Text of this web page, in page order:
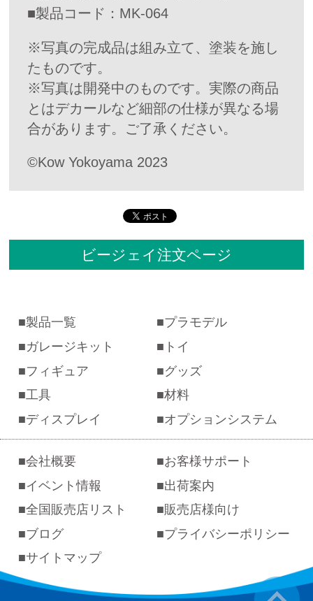
■製品コード：MK-064
※写真の完成品は組み立て、塗装を施し
たものです。
※写真は開発中のものです。実際の商品
とはデカールなど細部の仕様が異なる場
合があります。ご了承ください。
©Kow Yokoyama 2023
ビージェイ注文ページ
製品一覧
プラモデル
ガレージキット
トイ
フィギュア
グッズ
工具
材料
ディスプレイ
オプションシステム
会社概要
お客様サポート
イベント情報
出荷案内
全国販売店リスト
販売店様向け
ブログ
プライバシーポリシー
サイトマップ